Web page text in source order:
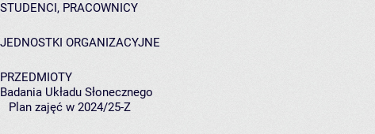
STUDENCI, PRACOWNICY
JEDNOSTKI ORGANIZACYJNE
PRZEDMIOTY
Badania Układu Słonecznego
Plan zajęć w 2024/25-Z